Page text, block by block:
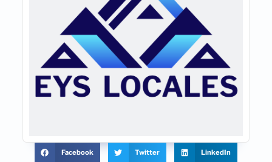
Facebook Twitter LinkedIn